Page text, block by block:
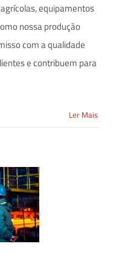
equipamentos
nossa produção
com a qualidade
e contribuem para
Ler Mais